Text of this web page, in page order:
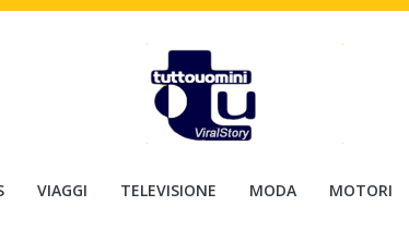
VIAGGI TELEVISIONE MODA MOTORI